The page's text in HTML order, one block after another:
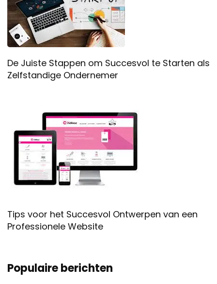
De Juiste Stappen om Succesvol te Starten als
Zelfstandige Ondernemer
Tips voor het Succesvol Ontwerpen van een
Professionele Website
Populaire berichten